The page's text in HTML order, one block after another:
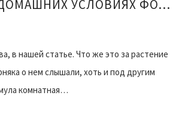
ДРАЦЕНА ДОМАШНИХ УСЛОВИЯХ ФОТО
в нашей статье. Что же это за растение
о нем слышали, хоть и под другим
комнатная…